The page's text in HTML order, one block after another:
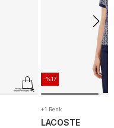
-%17
+1 Renk
LACOSTE